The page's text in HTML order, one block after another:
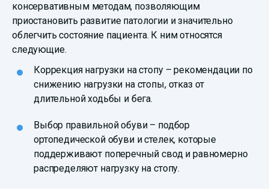
консервативным методам, позволяющим
приостановить развитие патологии и значительно
облегчить состояние пациента. К ним относятся
следующие.
Коррекция нагрузки на стопу – рекомендации по
снижению нагрузки на стопы, отказ от
длительной ходьбы и бега.
Выбор правильной обуви – подбор
ортопедической обуви и стелек, которые
поддерживают поперечный свод и равномерно
распределяют нагрузку на стопу.